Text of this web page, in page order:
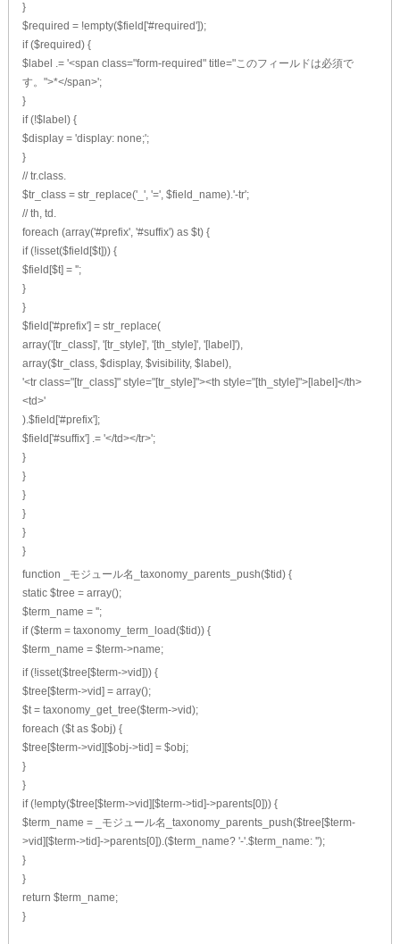
}
$required = !empty($field['#required']);
if ($required) {
$label .= '<span class="form-required" title="このフィールドは必須で
す。">*</span>';
}
if (!$label) {
$display = 'display: none;';
}
// tr.class.
$tr_class = str_replace('_', '=', $field_name).'-tr';
// th, td.
foreach (array('#prefix', '#suffix') as $t) {
if (!isset($field[$t])) {
$field[$t] = '';
}
}
$field['#prefix'] = str_replace(
array('[tr_class]', '[tr_style]', '[th_style]', '[label]'),
array($tr_class, $display, $visibility, $label),
'<tr class="[tr_class]" style="[tr_style]"><th style="[th_style]">[label]</th>
<td>'
).$field['#prefix'];
$field['#suffix'] .= '</td></tr>';
}
}
}
}
}
}
function _モジュール名_taxonomy_parents_push($tid) {
static $tree = array();
$term_name = '';
if ($term = taxonomy_term_load($tid)) {
$term_name = $term->name;
if (!isset($tree[$term->vid])) {
$tree[$term->vid] = array();
$t = taxonomy_get_tree($term->vid);
foreach ($t as $obj) {
$tree[$term->vid][$obj->tid] = $obj;
}
}
if (!empty($tree[$term->vid][$term->tid]->parents[0])) {
$term_name = _モジュール名_taxonomy_parents_push($tree[$term-
>vid][$term->tid]->parents[0]).($term_name? '-'.$term_name: '');
}
}
return $term_name;
}